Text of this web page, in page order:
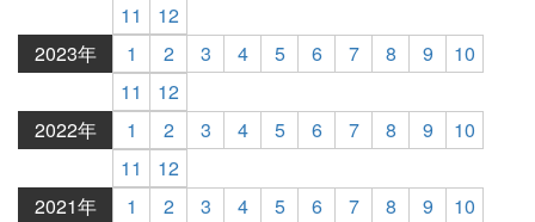
11
12
2023年
1 2 3 4 5 6 7 8 9
10
11
12
2022年
1 2 3 4 5 6 7 8 9
10
11
12
2021年
1 2 3 4 5 6 7 8 9
10